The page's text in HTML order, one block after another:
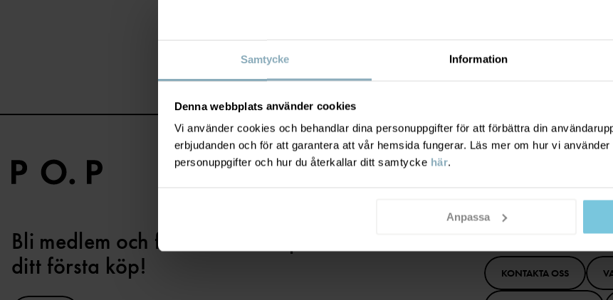
Samtycke Information
Denna webbplats använder cookies
Vi använder cookies och behandlar dina personuppgifter för att förbättra din
erbjudanden och för att garantera att vår hemsida fungerar. Läs mer om hur vi
personuppgifter och hur du återkallar ditt samtycke här.
Anpassa
Bli medlem och få 10% rabatt på
ditt första köp!
KONTAKTA OSS